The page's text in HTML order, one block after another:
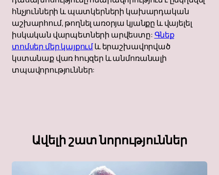
հնչյունների և պատկերների կախարդական
աշխարհում, թողնել առօրյա կյանքը և վայելել
իսկական վարպետների արվեստը:Գնեք
տոմսեր մեր կայքումև երաշխավորված
կստանաք վառ հույզեր և անմոռանալի
տպավորություններ:
Ավելի շատ նորություններ